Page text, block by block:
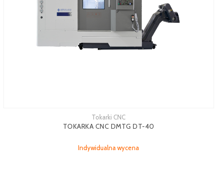
Tokarki CNC
TOKARKA CNC DMTG DT-40
Indywidualna wycena